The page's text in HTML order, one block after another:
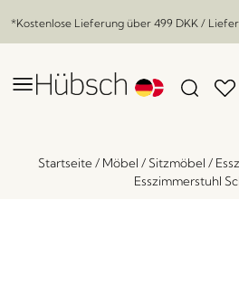
*Kostenlose Lieferung über 499 DKK /
Startseite/ Möbel / Sitzmöbel /
Esszimmerstuhl